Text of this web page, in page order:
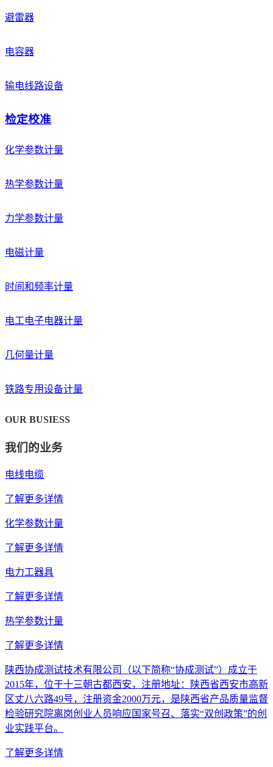
避雷器
电容器
输电线路设备
检定校准
化学参数计量
热学参数计量
力学参数计量
电磁计量
时间和频率计量
电工电子电器计量
几何量计量
铁路专用设备计量
OUR BUSIESS
我们的业务
电线电缆
了解更多详情
化学参数计量
了解更多详情
电力工器具
了解更多详情
热学参数计量
了解更多详情
陕西协成测试技术有限公司（以下简称“协成测试”）成立于
2015年，位于十三朝古都西安，注册地址：陕西省西安市高新
区丈八六路49号，注册资金2000万元，是陕西省产品质量监督
检验研究院离岗创业人员响应国家号召、落实“双创政策”的创
业实践平台。
了解更多详情